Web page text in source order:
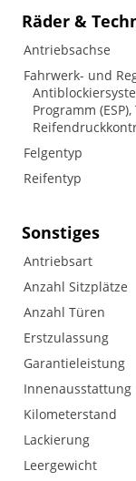
Räder &
Antriebsachse
Fahrwerk- und
Programm
Felgentyp
Reifentyp
Sonstiges
Antriebsart
Anzahl Sitzplätze
Anzahl Türen
Erstzulassung
Garantieleistung
Innenausstattung
Kilometerstand
Lackierung
Leergewicht